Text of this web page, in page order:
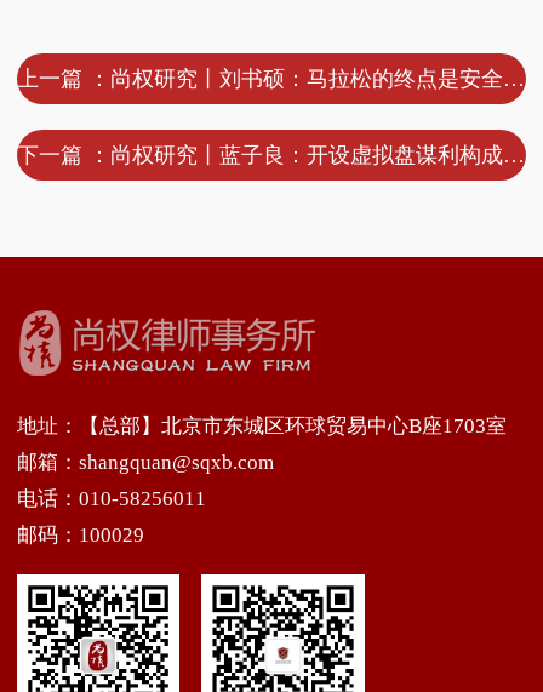
上一篇 ：尚权研究丨刘书硕：马拉松的终点是安全到家——白银马拉松事故的罪与责
下一篇 ：尚权研究丨蓝子良：开设虚拟盘谋利构成诈骗罪与非法经营罪的界分
地址：【总部】北京市东城区环球贸易中心B座1703室
邮箱：shangquan@sqxb.com
电话：010-58256011
邮码：100029